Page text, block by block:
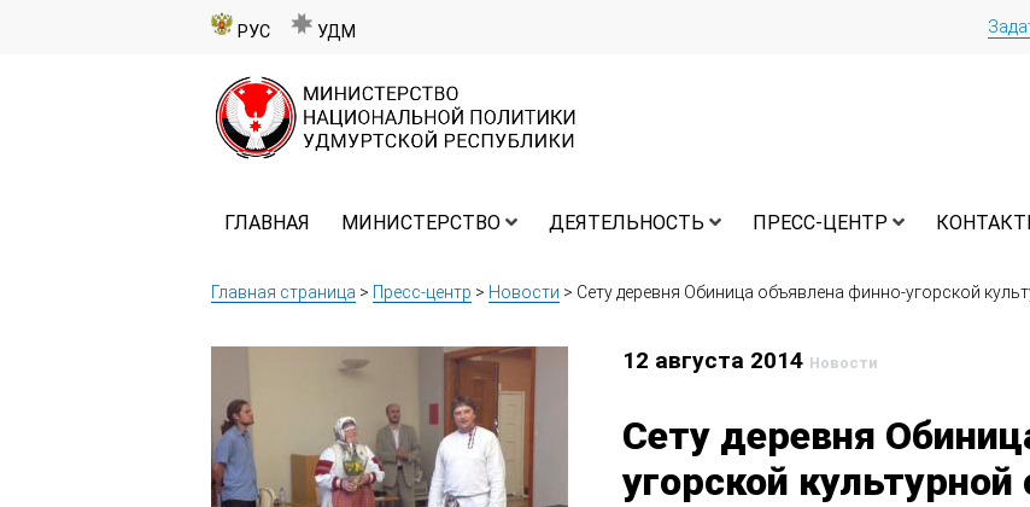
РУС УДМ
ГЛАВНАЯ МИНИСТЕРСТВО ДЕЯТЕЛЬНОСТЬ ПРЕСС-ЦЕНТР
Главная страница > Пресс-центр > Новости > Сету деревня Обиница объявлена финно-угорской
12 августа 2014 Новости
Сету деревня
угорской